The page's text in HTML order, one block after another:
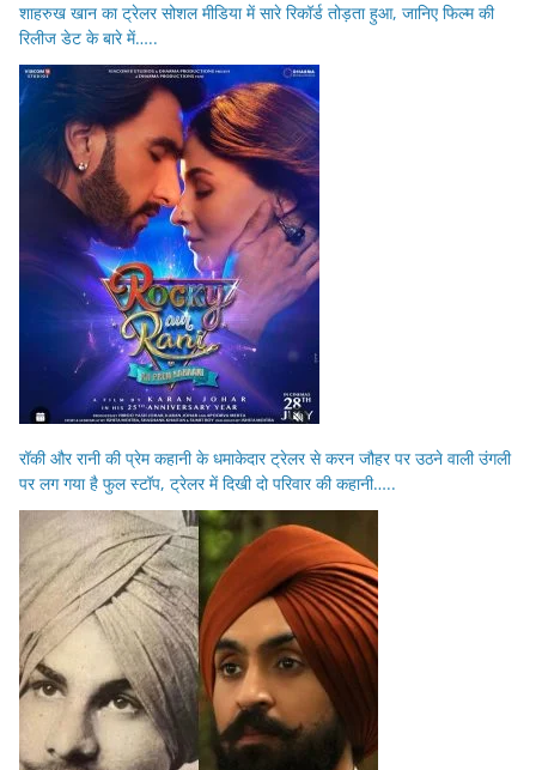
शाहरुख खान का ट्रेलर सोशल मीडिया में सारे रिकॉर्ड तोड़ता हुआ, जानिए फिल्म की
रिलीज डेट के बारे में…..
रॉकी और रानी की प्रेम कहानी के धमाकेदार ट्रेलर से करन जौहर पर उठने वाली उंगली
पर लग गया है फुल स्टॉप, ट्रेलर में दिखी दो परिवार की कहानी…..